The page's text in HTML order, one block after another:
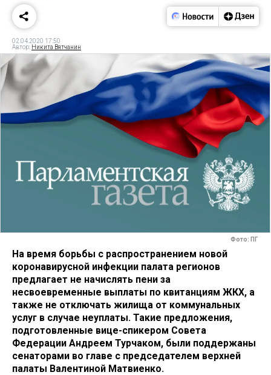
02.04.2020 17:50
Автор: Никита Вятчанин
Фото: ПГ
На время борьбы с распространением новой
коронавирусной инфекции палата регионов
предлагает не начислять пени за
несвоевременные выплаты по квитанциям ЖКХ, а
также не отключать жилища от коммунальных
услуг в случае неуплаты. Такие предложения,
подготовленные вице-спикером Совета
Федерации Андреем Турчаком, были поддержаны
сенаторами во главе с председателем верхней
палаты Валентиной Матвиенко.